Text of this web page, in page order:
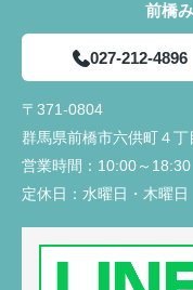
前橋
027-212-4896
〒371-0804
群馬県前橋市六供町４
営業時間： 10:00～18:30
定休日： 水曜日・木曜日